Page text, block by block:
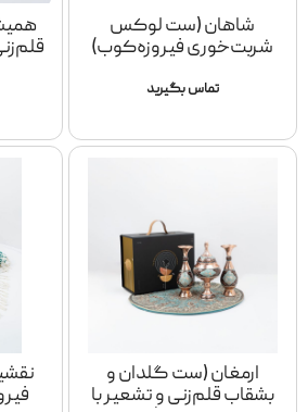
شاهان (ست لوکس
شربت‌خوری فیروزه‌کوب)
تماس بگیرید
ارمغان (ست گلدان‌ و
بشقاب قلم‌زنی و تشعیر با